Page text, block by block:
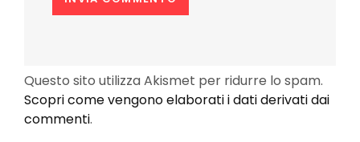
Questo sito utilizza Akismet per ridurre lo spam.
Scopri come vengono elaborati i dati derivati dai
commenti.